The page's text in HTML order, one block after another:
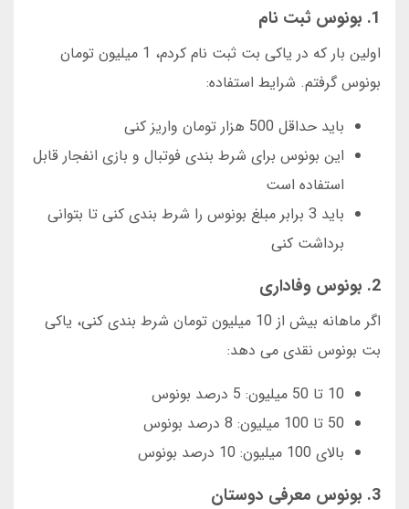
1. بونوس ثبت نام
اولین بار که در یاکی بت ثبت نام کردم، 1 میلیون تومان
بونوس گرفتم. شرایط استفاده:
باید حداقل 500 هزار تومان واریز کنی
این بونوس برای شرط بندی فوتبال و بازی انفجار قابل
استفاده است
باید 3 برابر مبلغ بونوس را شرط بندی کنی تا بتوانی
برداشت کنی
2. بونوس وفاداری
اگر ماهانه بیش از 10 میلیون تومان شرط بندی کنی، یاکی
بت بونوس نقدی می دهد:
10 تا 50 میلیون: 5 درصد بونوس
50 تا 100 میلیون: 8 درصد بونوس
بالای 100 میلیون: 10 درصد بونوس
3. بونوس معرفی دوستان